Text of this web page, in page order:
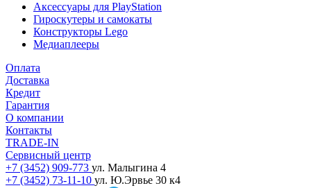
Аксессуары для PlayStation
Гироскутеры и самокаты
Конструкторы Lego
Медиаплееры
Оплата
Доставка
Кредит
Гарантия
О компании
Контакты
TRADE-IN
Сервисный центр
+7 (3452) 909-773 ул. Малыгина 4
+7 (3452) 73-11-10 ул. Ю.Эрвье 30 к4